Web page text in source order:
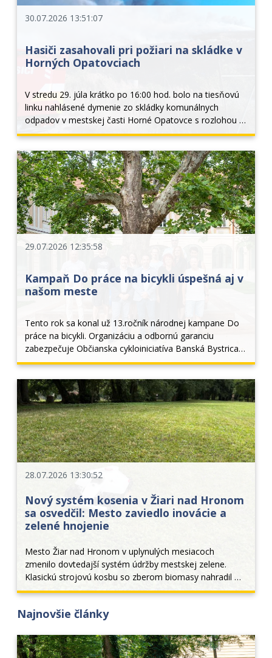
30.07.2026 13:51:07
Hasiči zasahovali pri požiari na skládke v
Horných Opatovciach
V stredu 29. júla krátko po 16:00 hod. bolo na tiesňovú
linku nahlásené dymenie zo skládky komunálnych
odpadov v mestskej časti Horné Opatovce s rozlohou 4
x 4 metre. Prieskumom veliteľa zásahu bolo na mieste
29.07.2026 12:35:58
Kampaň Do práce na bicykli úspešná aj v
našom meste
Tento rok sa konal už 13.ročník národnej kampane Do
práce na bicykli. Organizáciu a odbornú garanciu
zabezpečuje Občianska cykloiniciatíva Banská Bystrica,
hlavným vyhlasovateľom je národný cyklokoordinátor
28.07.2026 13:30:52
Nový systém kosenia v Žiari nad Hronom
sa osvedčil: Mesto zaviedlo inovácie a
zelené hnojenie
Mesto Žiar nad Hronom v uplynulých mesiacoch
zmenilo dovtedajší systém údržby mestskej zelene.
Klasickú strojovú kosbu so zberom biomasy nahradil
moderný režim permanentného kosenia a mulčovania.
p
Najnovšie články